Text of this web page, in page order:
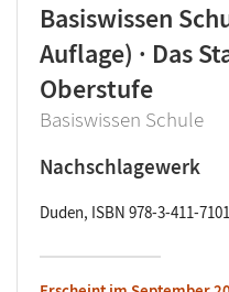
Basiswissen
Auflage) · Das
Oberstufe
Basiswissen Schule
Nachschlagewerk
Duden, ISBN 978-3-411-